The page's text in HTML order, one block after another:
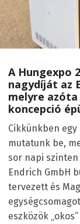
A Hungexpo
nagydíját az
melyre
koncepció
Cikkünkben
mutatunk be,
sor napi
Endrich GmbH
tervezett és
eszközök